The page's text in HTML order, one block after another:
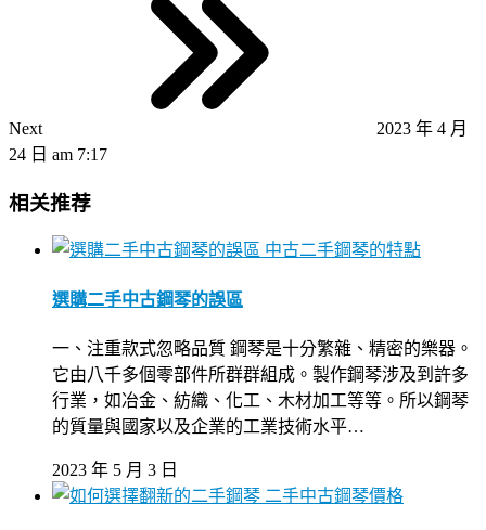
Next
2023 年 4 月
24 日 am 7:17
相关推荐
中古二手鋼琴的特點
選購二手中古鋼琴的誤區
一、注重款式忽略品質 鋼琴是十分繁雜、精密的樂器。
它由八千多個零部件所群群組成。製作鋼琴涉及到許多
行業，如冶金、紡織、化工、木材加工等等。所以鋼琴
的質量與國家以及企業的工業技術水平…
2023 年 5 月 3 日
二手中古鋼琴價格